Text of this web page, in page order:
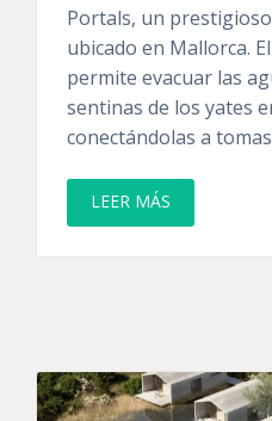
Portals, un
ubicado en Mallorca.
permite evacuar las
sentinas de los yates
conectándolas a
LEER MÁS